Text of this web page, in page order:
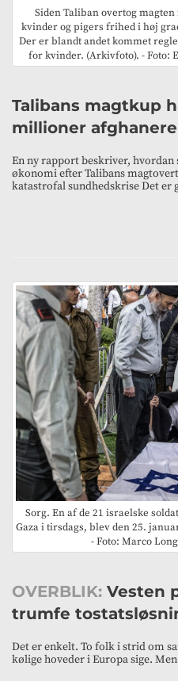
Siden Taliban overtog
kvinder og pigers frihed i høj
Der er blandt andet kommet
for kvinder. (Arkivfoto). - Foto:
Talibans magtkup
millioner
En ny rapport beskriver,
økonomi efter Talibans
katastrofal sundhedskrise Det er
Sorg. En af de 21 israelske
Gaza i tirsdags, blev den 25.
- Foto: Marco
OVERBLIK: Vesten
trumfe
Det er enkelt. To folk i strid om
kølige hoveder i Europa sige.